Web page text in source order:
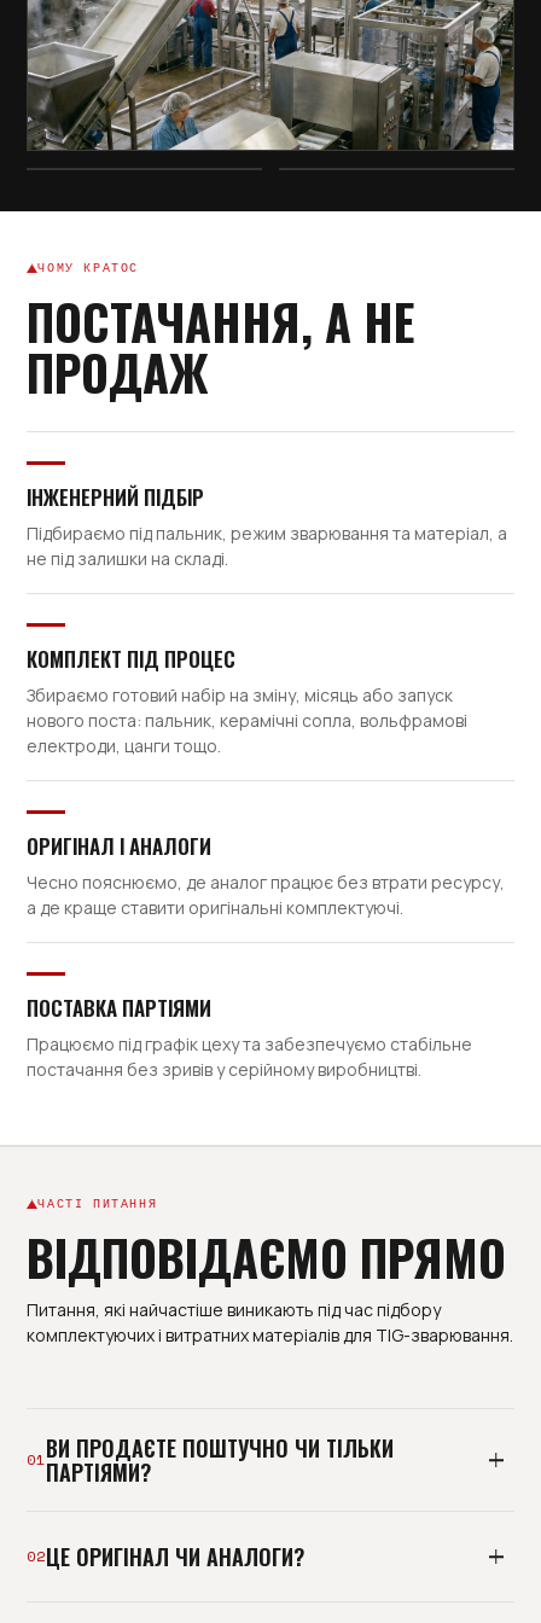
ЧОМУ КРАТОС
ПОСТАЧАННЯ, А НЕ
ПРОДАЖ
ІНЖЕНЕРНИЙ ПІДБІР
Підбираємо під пальник, режим зварювання та матеріал, а
не під залишки на складі.
КОМПЛЕКТ ПІД ПРОЦЕС
Збираємо готовий набір на зміну, місяць або запуск
нового поста: пальник, керамічні сопла, вольфрамові
електроди, цанги тощо.
ОРИГІНАЛ І АНАЛОГИ
Чесно пояснюємо, де аналог працює без втрати ресурсу,
а де краще ставити оригінальні комплектуючі.
ПОСТАВКА ПАРТІЯМИ
Працюємо під графік цеху та забезпечуємо стабільне
постачання без зривів у серійному виробництві.
ЧАСТІ ПИТАННЯ
ВІДПОВІДАЄМО ПРЯМО
Питання, які найчастіше виникають під час підбору
комплектуючих і витратних матеріалів для TIG-зварювання.
01ВИ ПРОДАЄТЕ ПОШТУЧНО ЧИ ТІЛЬКИ
ПАРТІЯМИ?
партіями під план споживання, але можемо
02ЦЕ ОРИГІНАЛ ЧИ АНАЛОГИ?